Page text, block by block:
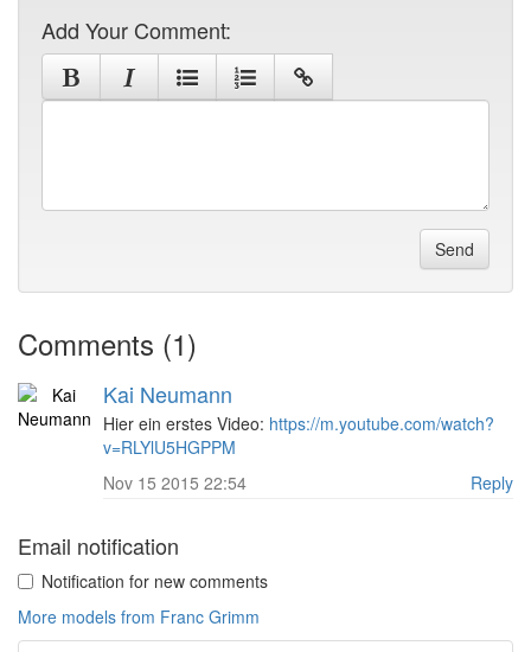
Add Your Comment:
Send
Comments (1)
Kai Neumann
Hier ein erstes Video: https://m.youtube.com/watch?
v=RLYlU5HGPPM
Nov 15 2015 22:54
Reply
Email notification
Notification for new comments
More models from Franc Grimm